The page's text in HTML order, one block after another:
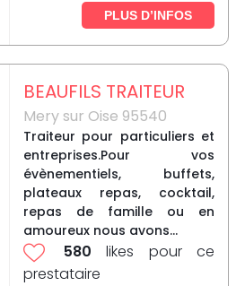
PLUS D’INFOS
BEAUFILS TRAITEUR
Mery sur Oise 95540
Traiteur pour particuliers et
entreprises.Pour vos
évènementiels, buffets,
plateaux repas, cocktail,
repas de famille ou en
amoureux nous avons...
580 likes pour ce
prestataire